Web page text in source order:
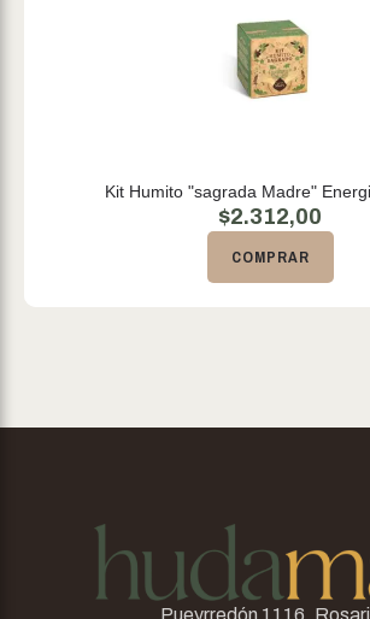
Kit Humito "sagrada Madre"
$2.312,00
COMPRAR